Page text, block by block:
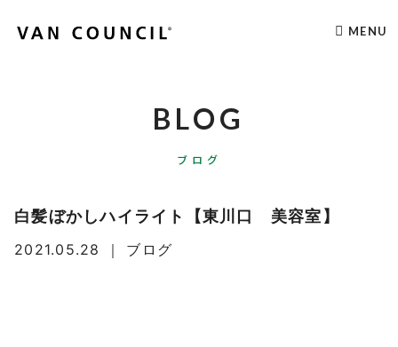
MENU
BLOG
ブログ
白髪ぼかしハイライト【東川口 美容室】
2021.05.28 ｜ ブログ